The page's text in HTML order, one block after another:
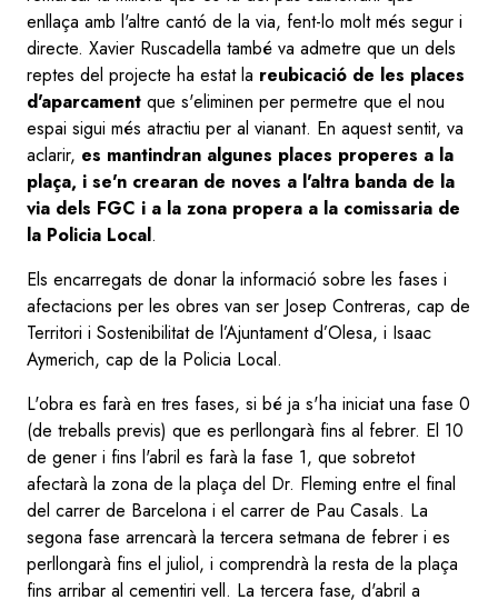
enllaça amb l'altre cantó de la via, fent-lo molt més segur i
directe. Xavier Ruscadella també va admetre que un dels
reptes del projecte ha estat la reubicació de les places
d'aparcament que s'eliminen per permetre que el nou
espai sigui més atractiu per al vianant. En aquest sentit, va
aclarir, es mantindran algunes places properes a la
plaça, i se'n crearan de noves a l'altra banda de la
via dels FGC i a la zona propera a la comissaria de
la Policia Local.
Els encarregats de donar la informació sobre les fases i
afectacions per les obres van ser Josep Contreras, cap de
Territori i Sostenibilitat de l’Ajuntament d’Olesa, i Isaac
Aymerich, cap de la Policia Local.
L'obra es farà en tres fases, si bé ja s'ha iniciat una fase 0
(de treballs previs) que es perllongarà fins al febrer. El 10
de gener i fins l'abril es farà la fase 1, que sobretot
afectarà la zona de la plaça del Dr. Fleming entre el final
del carrer de Barcelona i el carrer de Pau Casals. La
segona fase arrencarà la tercera setmana de febrer i es
perllongarà fins el juliol, i comprendrà la resta de la plaça
fins arribar al cementiri vell. La tercera fase, d'abril a